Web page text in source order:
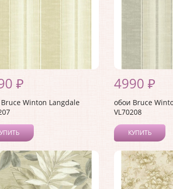
₽
Winton Langdale
4990 ₽
обои Bruce
VL70208
КУПИТЬ